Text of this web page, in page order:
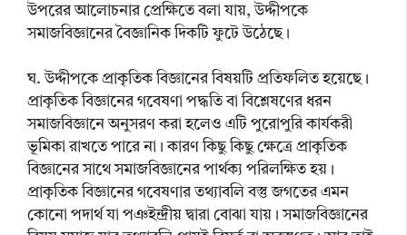
উপরের আলোচনার প্রেক্ষিতে বলা যায়, উদ্দীপকে
সমাজবিজ্ঞানের বৈজ্ঞানিক দিকটি ফুটে উঠেছে।
ঘ. উদ্দীপকে প্রাকৃতিক বিজ্ঞানের বিষয়টি প্রতিফলিত হয়েছে।
প্রাকৃতিক বিজ্ঞানের গবেষণা পদ্ধতি বা বিশ্লেষণের ধরন
সমাজবিজ্ঞানে অনুসরণ করা হলেও এটি পুরোপুরি কার্যকরী
ভূমিকা রাখতে পারে না। কারণ কিছু কিছু ক্ষেত্রে প্রাকৃতিক
বিজ্ঞানের সাথে সমাজবিজ্ঞানের পার্থক্য পরিলক্ষিত হয়।
প্রাকৃতিক বিজ্ঞানের গবেষণার তথ্যাবলি বস্তু জগতের এমন
কোনো পদার্থ যা পঞইন্দ্রীয় দ্বারা বোঝা যায়। সমাজবিজ্ঞানের